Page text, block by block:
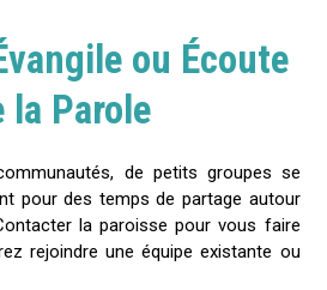
ou Écoute
la Parole
de petits groupes se
pour des temps de partage autour
la paroisse pour vous faire
rejoindre une équipe existante ou